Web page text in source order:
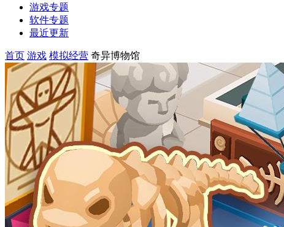
游戏专题
软件专题
最近更新
首页 游戏 模拟经营 奇异博物馆